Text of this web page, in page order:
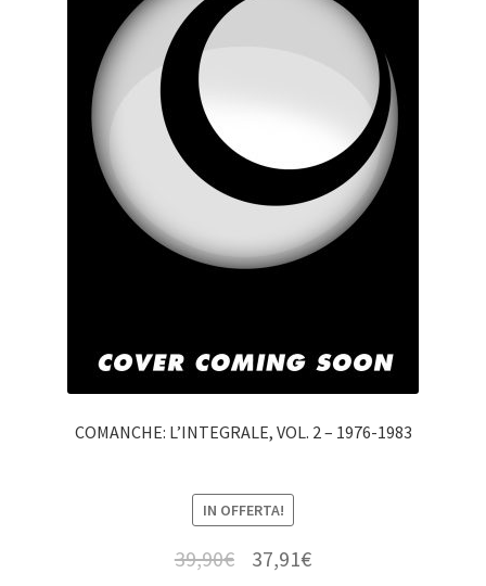
COMANCHE: L’INTEGRALE, VOL. 2 – 1976-1983
IN OFFERTA!
39,90€ 37,91€